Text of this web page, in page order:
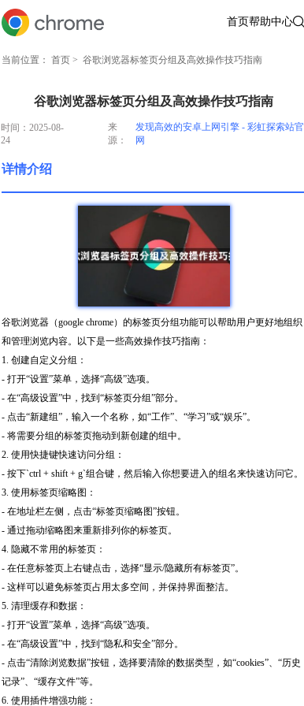
首页帮助中心
当前位置： 首页 > 谷歌浏览器标签页分组及高效操作技巧指南
谷歌浏览器标签页分组及高效操作技巧指南
时间：2025-08-
24
来
源：
发现高效的安卓上网引擎 - 彩虹探索站官
网
详情介绍
谷歌浏览器（google chrome）的标签页分组功能可以帮助用户更好地组织
和管理浏览内容。以下是一些高效操作技巧指南：
1. 创建自定义分组：
- 打开“设置”菜单，选择“高级”选项。
- 在“高级设置”中，找到“标签页分组”部分。
- 点击“新建组”，输入一个名称，如“工作”、“学习”或“娱乐”。
- 将需要分组的标签页拖动到新创建的组中。
2. 使用快捷键快速访问分组：
- 按下`ctrl + shift + g`组合键，然后输入你想要进入的组名来快速访问它。
3. 使用标签页缩略图：
- 在地址栏左侧，点击“标签页缩略图”按钮。
- 通过拖动缩略图来重新排列你的标签页。
4. 隐藏不常用的标签页：
- 在任意标签页上右键点击，选择“显示/隐藏所有标签页”。
- 这样可以避免标签页占用太多空间，并保持界面整洁。
5. 清理缓存和数据：
- 打开“设置”菜单，选择“高级”选项。
- 在“高级设置”中，找到“隐私和安全”部分。
- 点击“清除浏览数据”按钮，选择要清除的数据类型，如“cookies”、“历史
记录”、“缓存文件”等。
6. 使用插件增强功能：